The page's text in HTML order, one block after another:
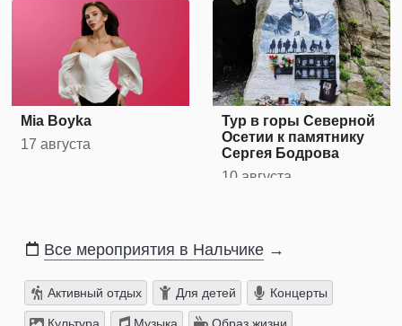
Mia Boyka
17 августа
Тур в горы Северной
Осетии к памятнику
Сергея Бодрова
10 августа
Все мероприятия в Нальчике →
Активный отдых Для детей Концерты